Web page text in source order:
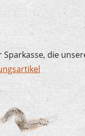
die
Erneut